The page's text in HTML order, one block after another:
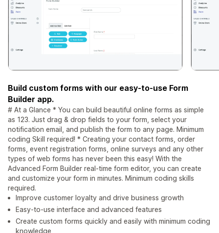
Build custom forms with our easy-to-use Form
Builder app.
# At a Glance * You can build beautiful online forms as simple
as 123. Just drag & drop fields to your form, select your
notification email, and publish the form to any page. Minimum
coding Skill required! * Creating your contact forms, order
forms, event registration forms, online surveys and any other
types of web forms has never been this easy! With the
Advanced Form Builder real-time form editor, you can create
and customize your form in minutes. Minimum coding skills
required.
Improve customer loyalty and drive business growth
Easy-to-use interface and advanced features
Create custom forms quickly and easily with minimum coding
knowledge